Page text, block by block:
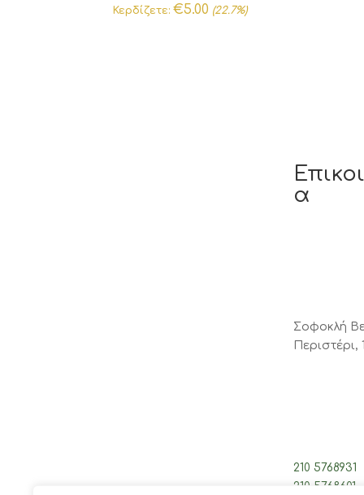
priceτρέχουσα
Κερδίζετε: €5.00 (22.7%)
α
Σοφοκλή
Περιστέρι,
210 5768931
210 5768601